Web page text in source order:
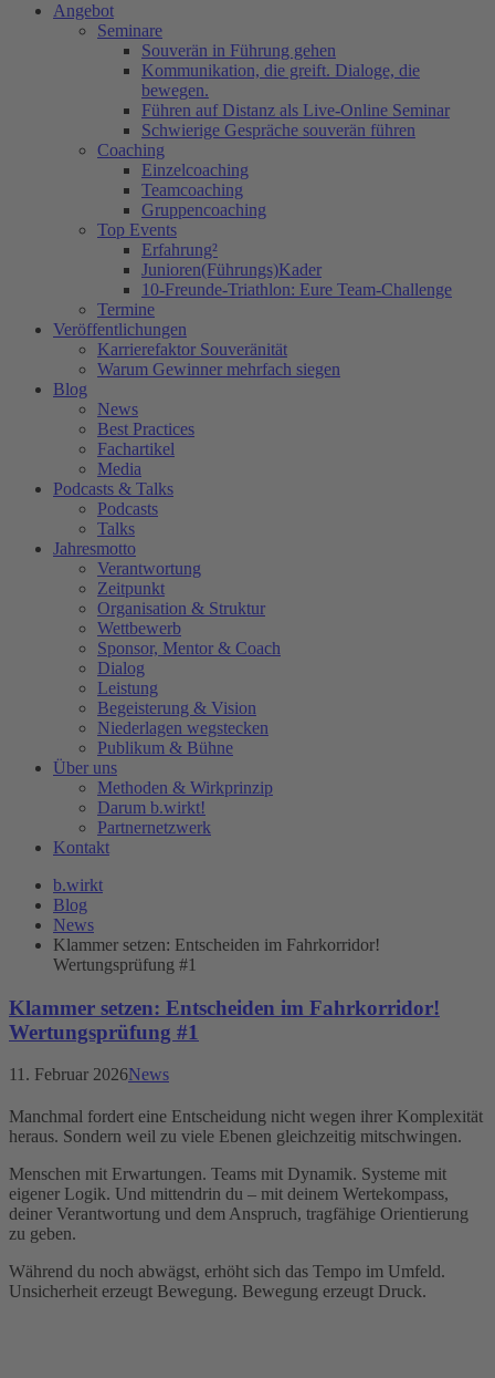
Angebot
Seminare
Souverän in Führung gehen
Kommunikation, die greift. Dialoge, die
bewegen.
Führen auf Distanz als Live-Online Seminar
Schwierige Gespräche souverän führen
Coaching
Einzelcoaching
Teamcoaching
Gruppencoaching
Top Events
Erfahrung²
Junioren(Führungs)Kader
10-Freunde-Triathlon: Eure Team-Challenge
Termine
Veröffentlichungen
Karrierefaktor Souveränität
Warum Gewinner mehrfach siegen
Blog
News
Best Practices
Fachartikel
Media
Podcasts & Talks
Podcasts
Talks
Jahresmotto
Verantwortung
Zeitpunkt
Organisation & Struktur
Wettbewerb
Sponsor, Mentor & Coach
Dialog
Leistung
Begeisterung & Vision
Niederlagen wegstecken
Publikum & Bühne
Über uns
Methoden & Wirkprinzip
Darum b.wirkt!
Partnernetzwerk
Kontakt
b.wirkt
Blog
News
Klammer setzen: Entscheiden im Fahrkorridor!
Wertungsprüfung #1
Klammer setzen: Entscheiden im Fahrkorridor!
Wertungsprüfung #1
11. Februar 2026News
Manchmal fordert eine Entscheidung nicht wegen ihrer Komplexität
heraus. Sondern weil zu viele Ebenen gleichzeitig mitschwingen.
Menschen mit Erwartungen. Teams mit Dynamik. Systeme mit
eigener Logik. Und mittendrin du – mit deinem Wertekompass,
deiner Verantwortung und dem Anspruch, tragfähige Orientierung
zu geben.
Während du noch abwägst, erhöht sich das Tempo im Umfeld.
Unsicherheit erzeugt Bewegung. Bewegung erzeugt Druck.